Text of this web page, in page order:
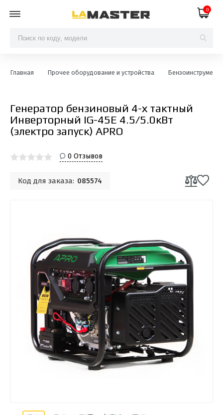
0
Главная Прочее оборудование и устройства
Генератор бензиновый 4-х тактный
Инверторный IG-45E 4.5/5.0кВт
(электро запуск) APRO
0 Отзывов
Код для заказа: 085574